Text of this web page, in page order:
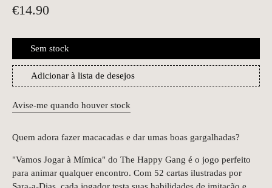
€14.90
Sem stock
Adicionar à lista de desejos
Avise-me quando houver stock
Quem adora fazer macacadas e dar umas boas gargalhadas?
"Vamos Jogar à Mímica" do The Happy Gang é o jogo perfeito
para animar qualquer encontro. Com 52 cartas ilustradas por